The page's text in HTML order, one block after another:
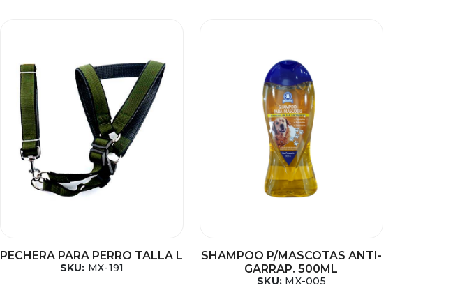
PECHERA PARA PERRO TALLA L
SKU: MX-191
SHAMPOO P/MASCOTAS ANTI-
GARRAP. 500ML
SKU: MX-005